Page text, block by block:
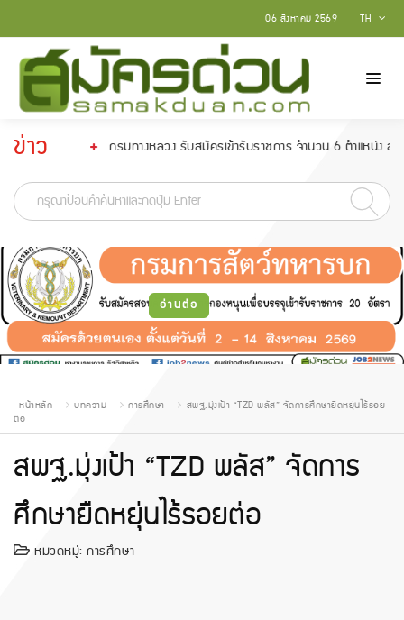
TH
06 สิงหาคม 2569
ข่าว
ประกาศ
2565 กรมทางหลวง รับสมัครเข้ารับราชการ จำนวน 6 ตำแหน่ง สมัครตั้
-
อ่านต่อ
หน้าหลัก บทความ การศึกษา
สพฐ.มุ่งเป้า “TZD พลัส” จัดการศึกษายืดหยุ่นไร้รอย
ต่อ
สพฐ.มุ่งเป้า “TZD พลัส” จัดการ
ศึกษายืดหยุ่นไร้รอยต่อ
หมวดหมู่: การศึกษา